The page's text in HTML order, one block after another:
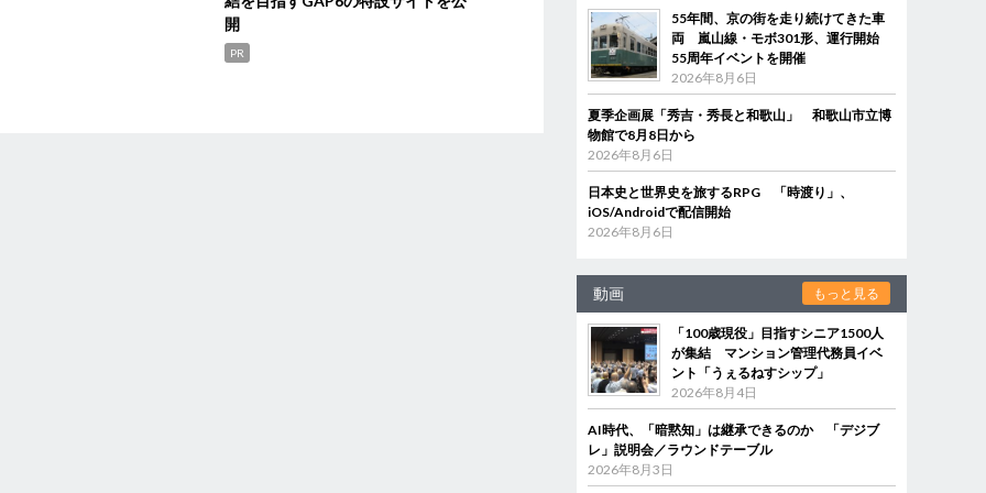
開
PR
55年間、京の街を走り続けてきた車
両 嵐山線・モボ301形、運行開始
55周年イベントを開催
2026年8月6日
夏季企画展「秀吉・秀長と和歌山」 和歌山市立博
物館で8月8日から
2026年8月6日
日本史と世界史を旅するRPG 「時渡り」、
iOS/Androidで配信開始
2026年8月6日
動画 もっと見る
「100歳現役」目指すシニア1500人
が集結 マンション管理代務員イベ
ント「うぇるねすシップ」
2026年8月4日
AI時代、「暗黙知」は継承できるのか 「デジブ
レ」説明会／ラウンドテーブル
2026年8月3日